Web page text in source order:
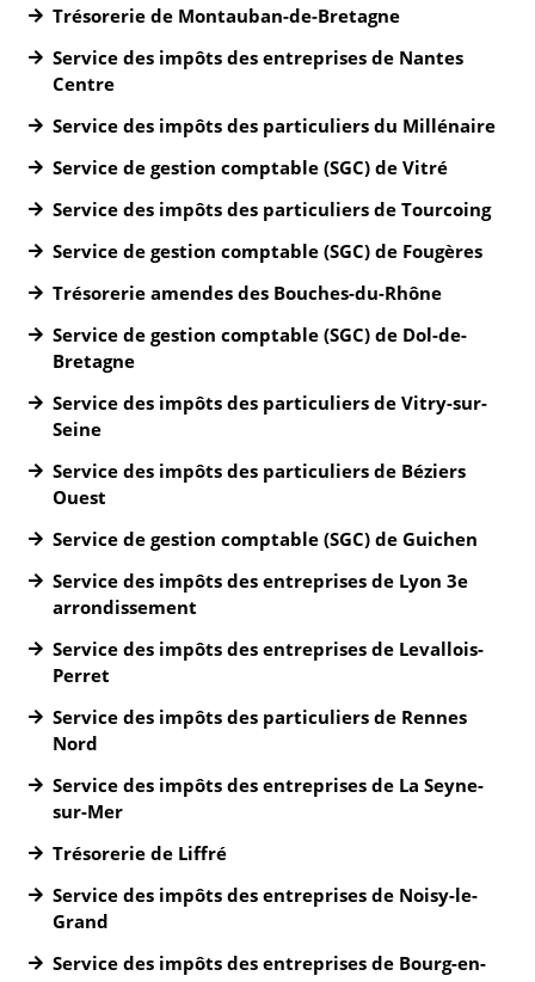
Trésorerie de Montauban-de-Bretagne
Service des impôts des entreprises de Nantes
Centre
Service des impôts des particuliers du Millénaire
Service de gestion comptable (SGC) de Vitré
Service des impôts des particuliers de Tourcoing
Service de gestion comptable (SGC) de Fougères
Trésorerie amendes des Bouches-du-Rhône
Service de gestion comptable (SGC) de Dol-de-
Bretagne
Service des impôts des particuliers de Vitry-sur-
Seine
Service des impôts des particuliers de Béziers
Ouest
Service de gestion comptable (SGC) de Guichen
Service des impôts des entreprises de Lyon 3e
arrondissement
Service des impôts des entreprises de Levallois-
Perret
Service des impôts des particuliers de Rennes
Nord
Service des impôts des entreprises de La Seyne-
sur-Mer
Trésorerie de Liffré
Service des impôts des entreprises de Noisy-le-
Grand
Service des impôts des entreprises de Bourg-en-